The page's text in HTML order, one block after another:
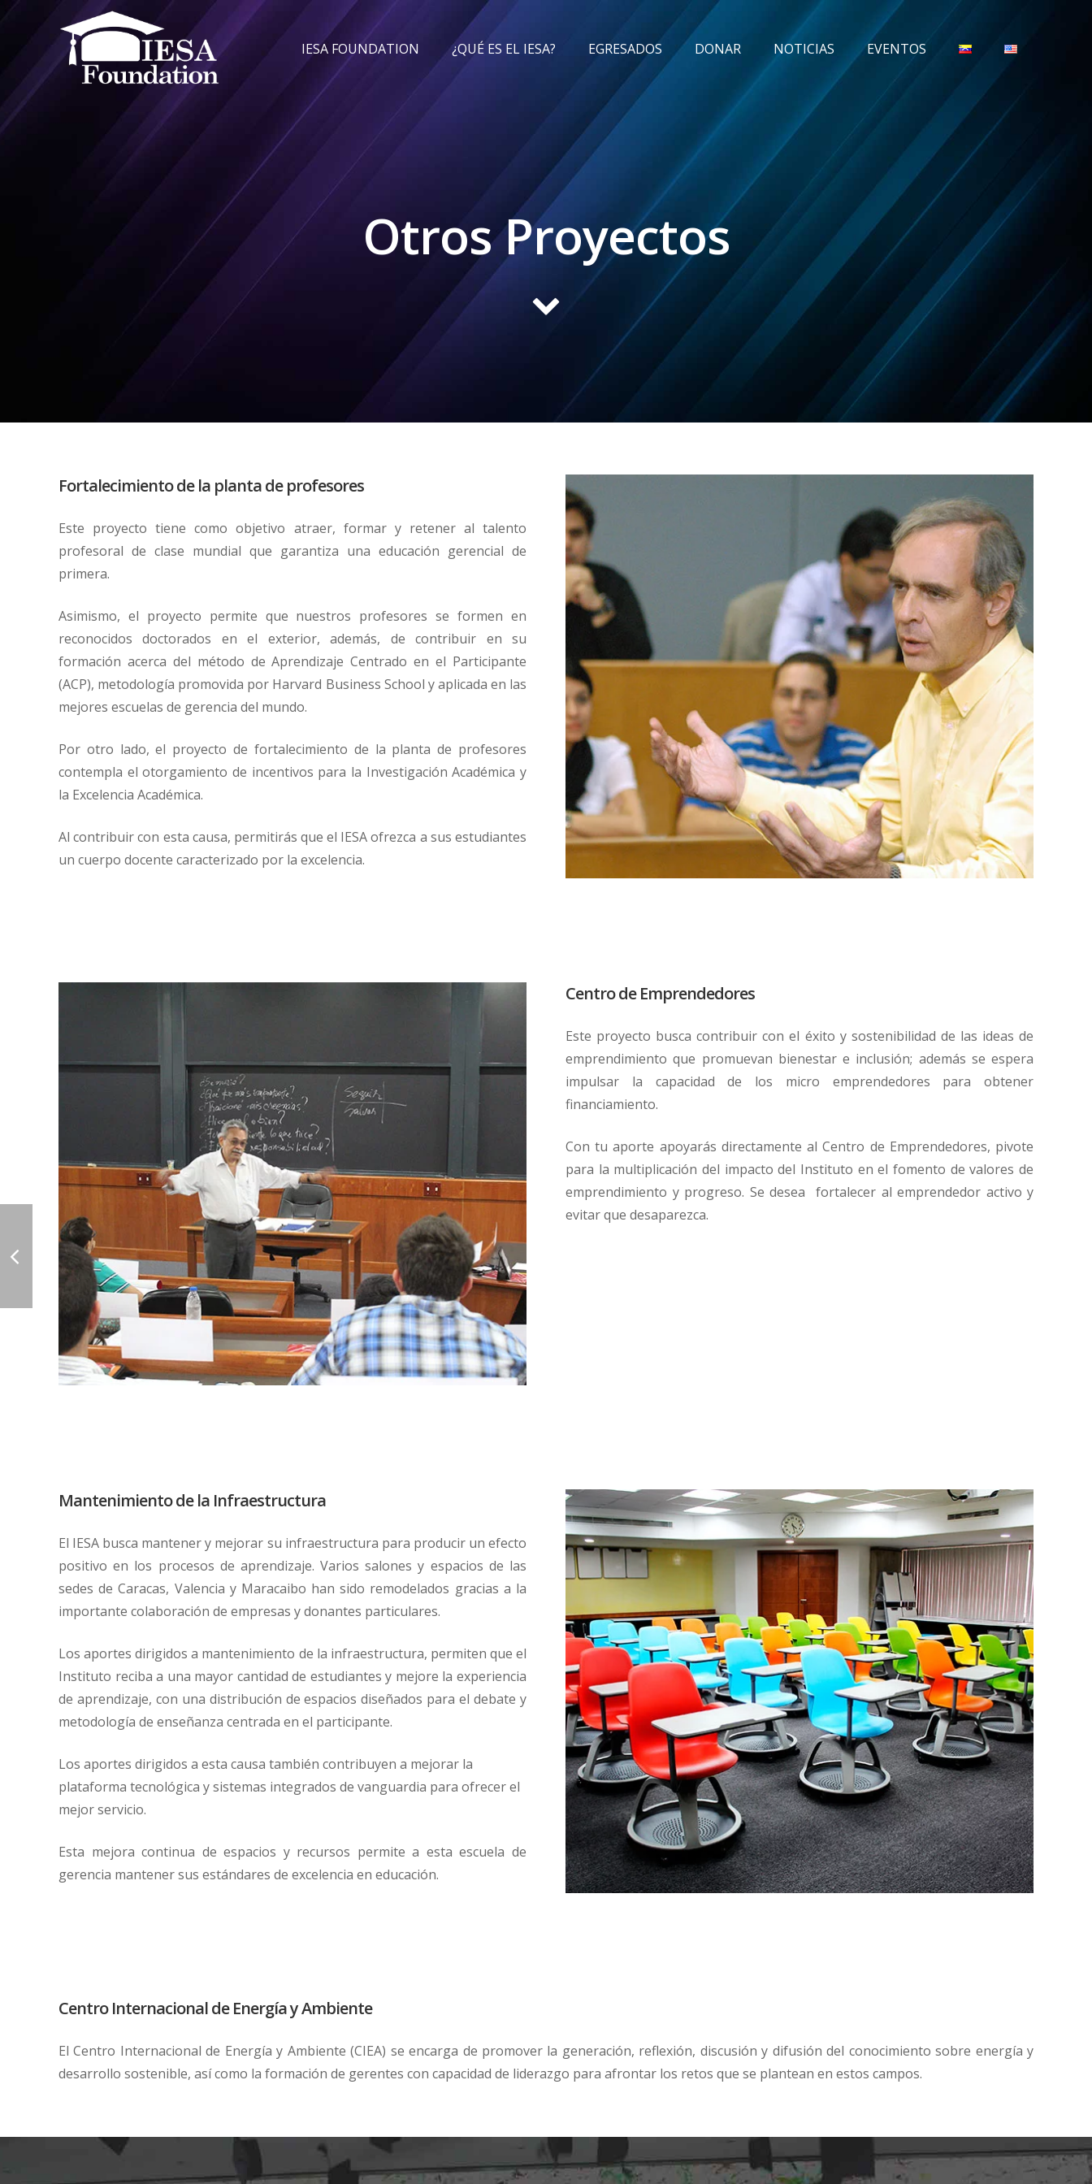
IESA FOUNDATION ¿QUÉ ES EL IESA? EGRESADOS DONAR NOTICIAS EVENTOS
Otros Proyectos
Fortalecimiento de la planta de profesores
Este proyecto tiene como objetivo atraer, formar y retener al talento
profesoral de clase mundial que garantiza una educación gerencial de
primera.
Asimismo, el proyecto permite que nuestros profesores se formen en
reconocidos doctorados en el exterior, además, de contribuir en su
formación acerca del método de Aprendizaje Centrado en el Participante
(ACP), metodología promovida por Harvard Business School y aplicada en las
mejores escuelas de gerencia del mundo.
Por otro lado, el proyecto de fortalecimiento de la planta de profesores
contempla el otorgamiento de incentivos para la Investigación Académica y
la Excelencia Académica.
Al contribuir con esta causa, permitirás que el IESA ofrezca a sus estudiantes
un cuerpo docente caracterizado por la excelencia.
Centro de Emprendedores
Este proyecto busca contribuir con el éxito y sostenibilidad de las ideas de
emprendimiento que promuevan bienestar e inclusión; además se espera
impulsar la capacidad de los micro emprendedores para obtener
financiamiento.
Con tu aporte apoyarás directamente al Centro de Emprendedores, pivote
para la multiplicación del impacto del Instituto en el fomento de valores de
emprendimiento y progreso. Se desea fortalecer al emprendedor activo y
evitar que desaparezca.
Mantenimiento de la Infraestructura
El IESA busca mantener y mejorar su infraestructura para producir un efecto
positivo en los procesos de aprendizaje. Varios salones y espacios de las
sedes de Caracas, Valencia y Maracaibo han sido remodelados gracias a la
importante colaboración de empresas y donantes particulares.
Los aportes dirigidos a mantenimiento de la infraestructura, permiten que el
Instituto reciba a una mayor cantidad de estudiantes y mejore la experiencia
de aprendizaje, con una distribución de espacios diseñados para el debate y
metodología de enseñanza centrada en el participante.
Los aportes dirigidos a esta causa también contribuyen a mejorar la
plataforma tecnológica y sistemas integrados de vanguardia para ofrecer el
mejor servicio.
Esta mejora continua de espacios y recursos permite a esta escuela de
gerencia mantener sus estándares de excelencia en educación.
Centro Internacional de Energía y Ambiente
El Centro Internacional de Energía y Ambiente (CIEA) se encarga de promover la generación, reflexión, discusión y difusión del conocimiento sobre energía y
desarrollo sostenible, así como la formación de gerentes con capacidad de liderazgo para afrontar los retos que se plantean en estos campos.